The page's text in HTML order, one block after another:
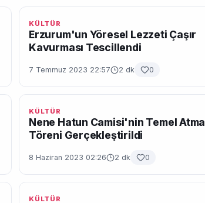
KÜLTÜR
Erzurum'un Yöresel Lezzeti Çaşır
Kavurması Tescillendi
7 Temmuz 2023 22:57 2 dk 0
KÜLTÜR
Nene Hatun Camisi'nin Temel Atma
Töreni Gerçekleştirildi
8 Haziran 2023 02:26 2 dk 0
KÜLTÜR